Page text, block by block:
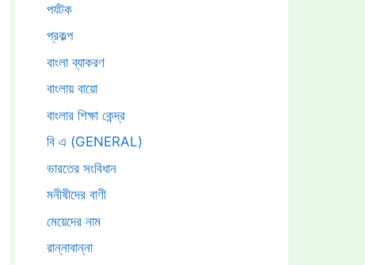
পর্যটক
প্রকল্প
বাংলা ব্যাকরণ
বাংলায় বায়ো
বাংলার শিক্ষা কেন্দ্র
বি এ (GENERAL)
ভারতের সংবিধান
মনীষীদের বাণী
মেয়েদের নাম
রান্নাবান্না